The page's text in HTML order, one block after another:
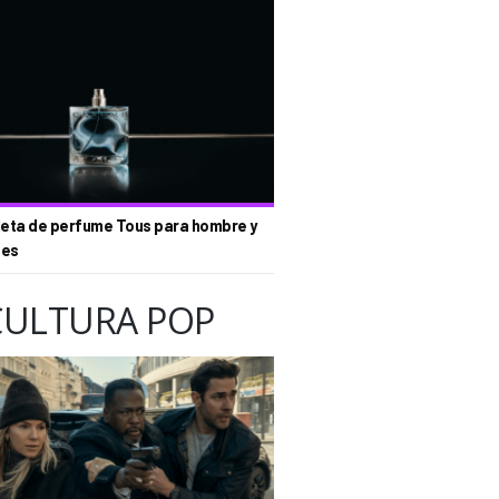
de perfume Tous para hombre y
POP